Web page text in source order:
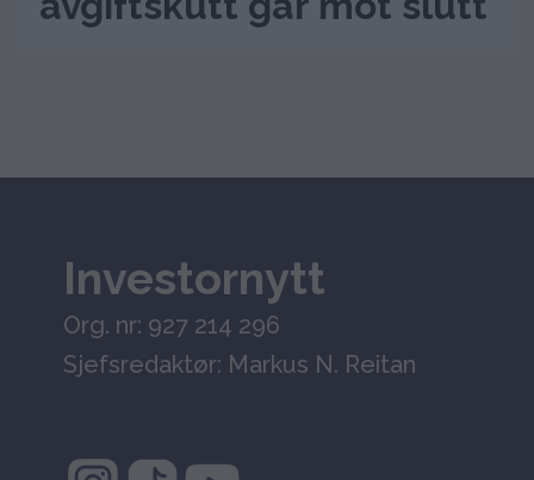
Investornytt
Org. nr: 927 214 296
Sjefsredaktør: Markus N. Reitan